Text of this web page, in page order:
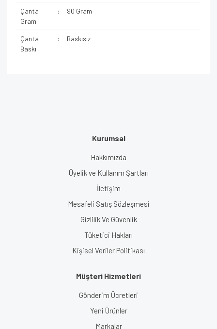
Çanta
Gram
: 90 Gram
Çanta
Baskı
: Baskısız
Kurumsal
Hakkımızda
Üyelik ve Kullanım Şartları
İletişim
Mesafeli Satış Sözleşmesi
Gizlilik Ve Güvenlik
Tüketici Hakları
Kişisel Veriler Politikası
Müşteri Hizmetleri
Gönderim Ücretleri
Yeni Ürünler
Markalar